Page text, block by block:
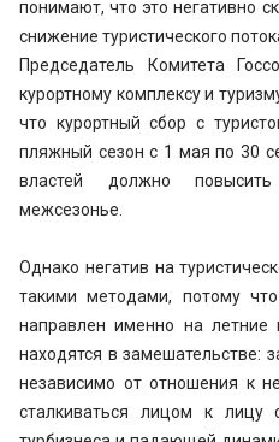
понимают, что это негативно
снижение туристического
Председатель Комитета
курортному комплексу и
что курортный сбор с
пляжный сезон с 1 мая по 30
властей должно
межсезонье.
Однако негатив на
такими методами, потому
направлен именно на летние
находятся в замешательстве:
независимо от отношения к
сталкиваться лицом к лицу